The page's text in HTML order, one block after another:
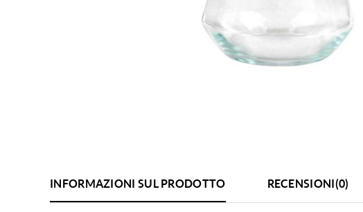
INFORMAZIONI SUL PRODOTTO RECENSIONI(0)